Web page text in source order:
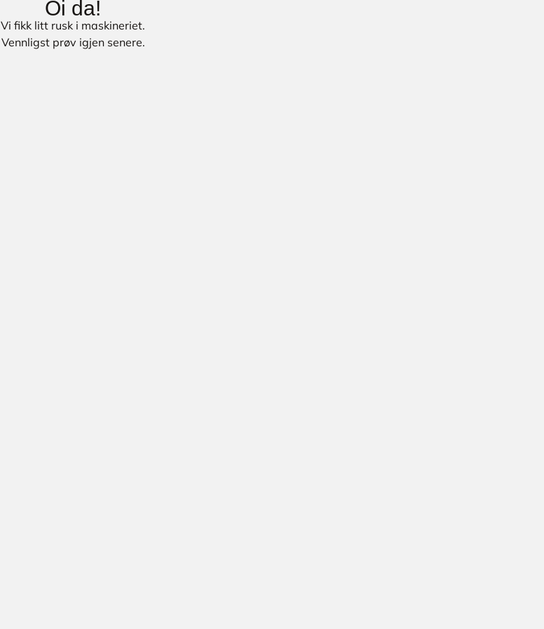
Oi da!
Vi fikk litt rusk i maskineriet.
Vennligst prøv igjen senere.